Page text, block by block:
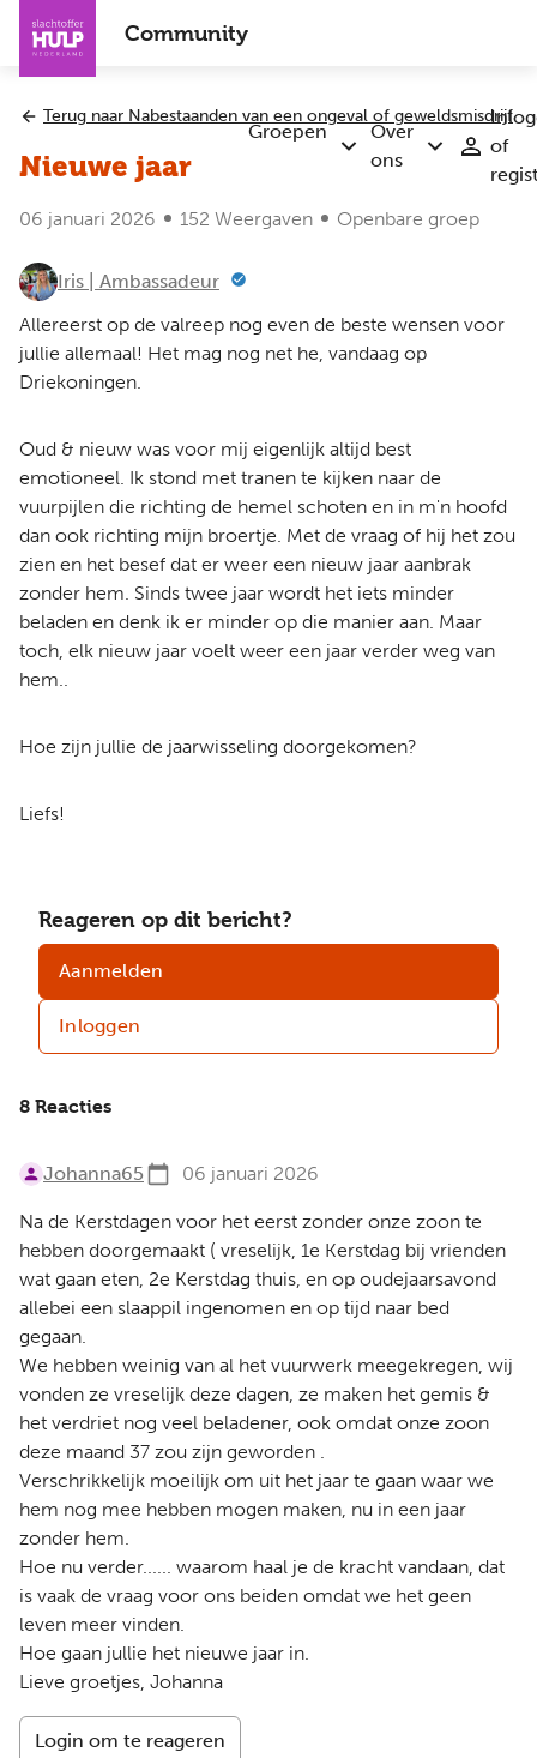
Overslaan
naar
inhoud
gaan
Community
Groepen
Submenu
Over
ons
Submenu
of
Terug naar Nabestaanden van een ongeval of geweldsmisdrijf
Nieuwe jaar
06 januari 2026 152 Weergaven Openbare groep
Iris | Ambassadeur
Allereerst op de valreep nog even de beste wensen voor
jullie allemaal! Het mag nog net he, vandaag op
Driekoningen.
Oud & nieuw was voor mij eigenlijk altijd best
emotioneel. Ik stond met tranen te kijken naar de
vuurpijlen die richting de hemel schoten en in m'n hoofd
dan ook richting mijn broertje. Met de vraag of hij het zou
zien en het besef dat er weer een nieuw jaar aanbrak
zonder hem. Sinds twee jaar wordt het iets minder
beladen en denk ik er minder op die manier aan. Maar
toch, elk nieuw jaar voelt weer een jaar verder weg van
hem..
Hoe zijn jullie de jaarwisseling doorgekomen?
Liefs!
Reageren op dit bericht?
Aanmelden
Inloggen
8 Reacties
Johanna65 06 januari 2026
Na de Kerstdagen voor het eerst zonder onze zoon te
hebben doorgemaakt ( vreselijk, 1e Kerstdag bij vrienden
wat gaan eten, 2e Kerstdag thuis, en op oudejaarsavond
allebei een slaappil ingenomen en op tijd naar bed
gegaan.
We hebben weinig van al het vuurwerk meegekregen, wij
vonden ze vreselijk deze dagen, ze maken het gemis &
het verdriet nog veel beladener, ook omdat onze zoon
deze maand 37 zou zijn geworden .
Verschrikkelijk moeilijk om uit het jaar te gaan waar we
hem nog mee hebben mogen maken, nu in een jaar
zonder hem.
Hoe nu verder...... waarom haal je de kracht vandaan, dat
is vaak de vraag voor ons beiden omdat we het geen
leven meer vinden.
Hoe gaan jullie het nieuwe jaar in.
Lieve groetjes, Johanna
Login om te reageren